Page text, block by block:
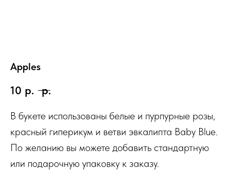
Apples
10 р. р.
В букете использованы белые и пурпурные розы,
красный гиперикум и ветви эвкалипта Baby Blue.
По желанию вы можете добавить стандартную
или подарочную упаковку к заказу.